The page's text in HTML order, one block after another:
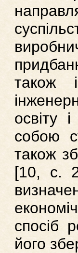
також
освіту
собою
також
[10, c.
спосіб
його